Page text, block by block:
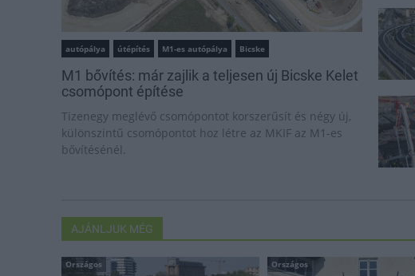
autópálya útépítés M1-es autópálya Bicske
M1 bővítés: már zajlik a teljesen új Bicske Kelet
csomópont építése
Tizenegy meglévő csomópontot korszerűsít és négy új,
különszintű csomópontot hoz létre az MKIF az M1-es
bővítésénél.
AJÁNLJUK MÉG
Országos Országos